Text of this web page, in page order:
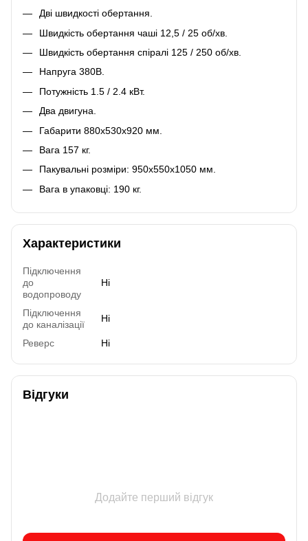
Дві швидкості обертання.
Швидкість обертання чаші 12,5 / 25 об/хв.
Швидкість обертання спіралі 125 / 250 об/хв.
Напруга 380В.
Потужність 1.5 / 2.4 кВт.
Два двигуна.
Габарити 880x530x920 мм.
Вага 157 кг.
Пакувальні розміри: 950х550х1050 мм.
Вага в упаковці: 190 кг.
Характеристики
Підключення
до
водопроводу
Ні
Підключення
до каналізації
Ні
Реверс Ні
Відгуки
Додайте перший відгук